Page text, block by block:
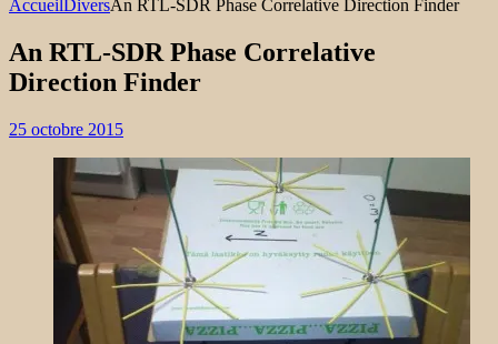
AccueilDiversAn RTL-SDR Phase Correlative Direction Finder
An RTL-SDR Phase Correlative
Direction Finder
25 octobre 2015